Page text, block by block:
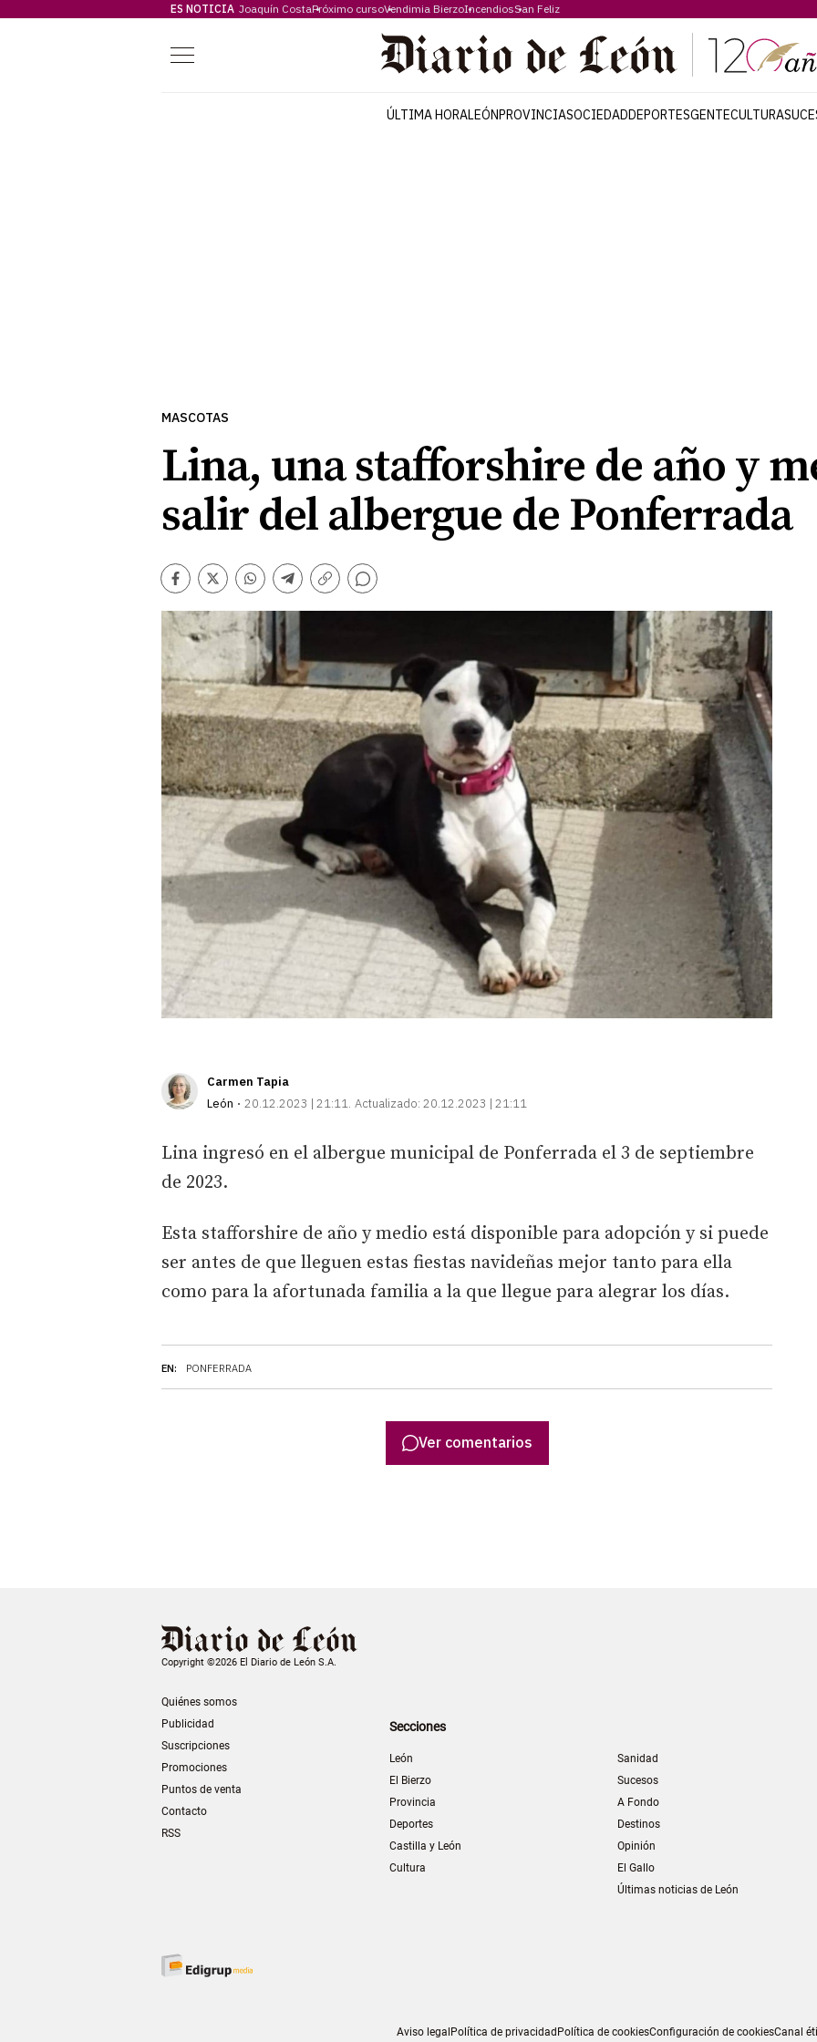
ES NOTICIA Joaquín CostaPróximo cursoVendimia BierzoIncendiosSan Feliz
Menú
ÚLTIMA HORALEÓNPROVINCIASOCIEDADDEPORTESGENTECULTURA
MASCOTAS
Lina, una stafforshire de año y
salir del albergue de Ponferrada
Facebook
TwitterWhatsapp
Telegram
Copiar
enlace
Comentarios
Carmen Tapia
León
20.12.2023 | 21:11 Actualizado: 20.12.2023 | 21:11
EN: PONFERRADA
Lina ingresó en el albergue municipal de Ponferrada el 3 de septiembre
de 2023.
Esta stafforshire de año y medio está disponible para adopción y si puede
ser antes de que lleguen estas fiestas navideñas mejor tanto para ella
como para la afortunada familia a la que llegue para alegrar los días.
Ver comentarios
Copyright ©2026 El Diario de León S.A.
Quiénes somos
Publicidad
Suscripciones
Promociones
Puntos de venta
Contacto
RSS
Secciones
León
El Bierzo
Provincia
Deportes
Castilla y León
Cultura
Sanidad
Sucesos
A Fondo
Destinos
Opinión
El Gallo
Últimas noticias de León
Aviso legalPolítica de privacidadPolítica de cookiesConfiguración de cookiesCanal